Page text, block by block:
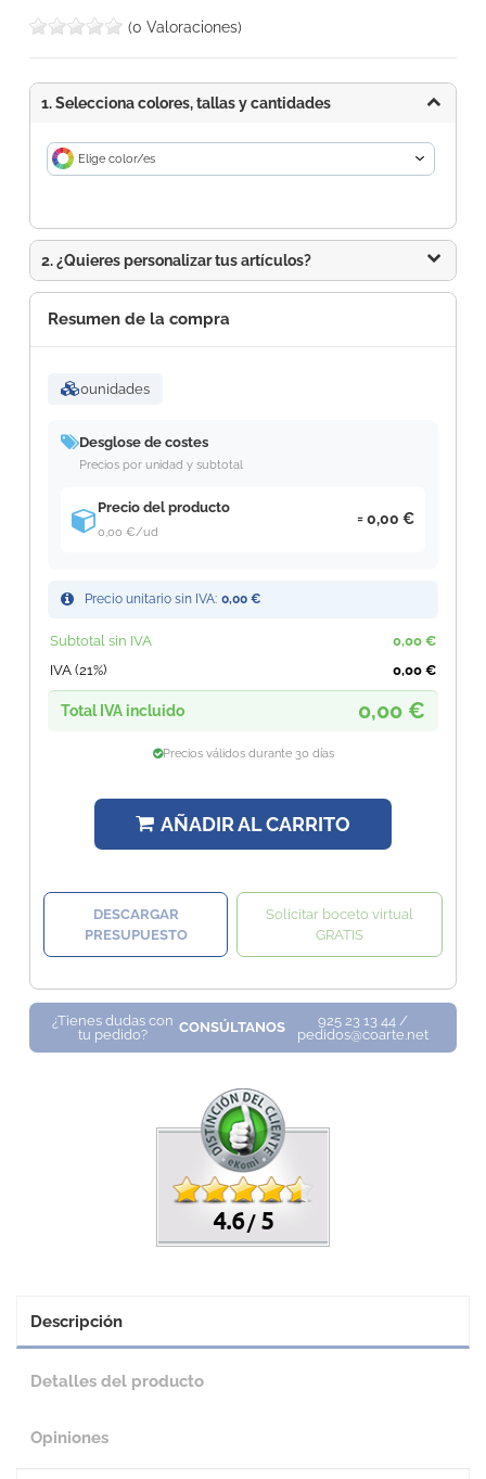
(0 Valoraciones)
1. Selecciona colores, tallas y cantidades
Elige color/es
2. ¿Quieres personalizar tus artículos?
Resumen de la compra
0unidades
Desglose de costes
Precios por unidad y subtotal
Precio del producto
0,00 €/ud
0,00 €
Precio unitario sin IVA: 0,00 €
Subtotal sin IVA
0,00 €
IVA (21%)
0,00 €
Total IVA incluido 0,00 €
Precios válidos durante 30 días
AÑADIR AL CARRITO
DESCARGAR
PRESUPUESTO
Solicitar boceto virtual
GRATIS
¿Tienes dudas con
tu pedido?
CONSÚLTANOS
925 23 13 44 /
pedidos@coarte.net
4.6 /5
Descripción
Detalles del producto
Opiniones